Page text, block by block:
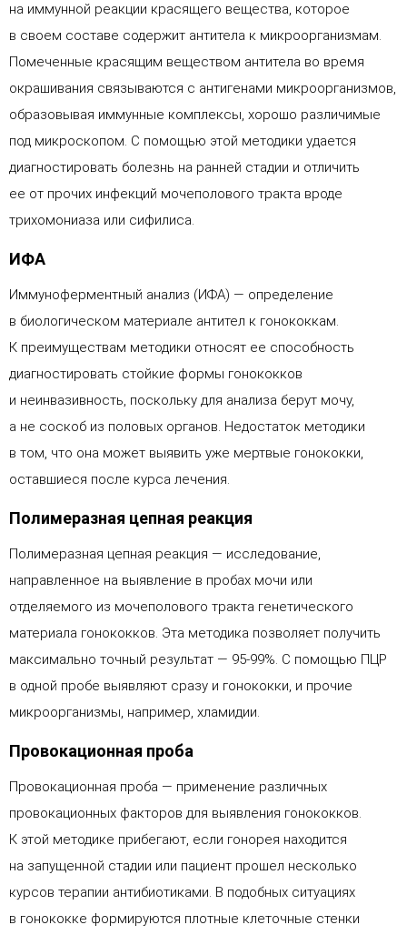
на иммунной реакции красящего вещества, которое
в своем составе содержит антитела к микроорганизмам.
Помеченные красящим веществом антитела во время
окрашивания связываются с антигенами микроорганизмов,
образовывая иммунные комплексы, хорошо различимые
под микроскопом. С помощью этой методики удается
диагностировать болезнь на ранней стадии и отличить
ее от прочих инфекций мочеполового тракта вроде
трихомониаза или сифилиса.
ИФА
Иммуноферментный анализ (ИФА) — определение
в биологическом материале антител к гонококкам.
К преимуществам методики относят ее способность
диагностировать стойкие формы гонококков
и неинвазивность, поскольку для анализа берут мочу,
а не соскоб из половых органов. Недостаток методики
в том, что она может выявить уже мертвые гонококки,
оставшиеся после курса лечения.
Полимеразная цепная реакция
Полимеразная цепная реакция — исследование,
направленное на выявление в пробах мочи или
отделяемого из мочеполового тракта генетического
материала гонококков. Эта методика позволяет получить
максимально точный результат — 95-99%. С помощью ПЦР
в одной пробе выявляют сразу и гонококки, и прочие
микроорганизмы, например, хламидии.
Провокационная проба
Провокационная проба — применение различных
провокационных факторов для выявления гонококков.
К этой методике прибегают, если гонорея находится
на запущенной стадии или пациент прошел несколько
курсов терапии антибиотиками. В подобных ситуациях
в гонококке формируются плотные клеточные стенки